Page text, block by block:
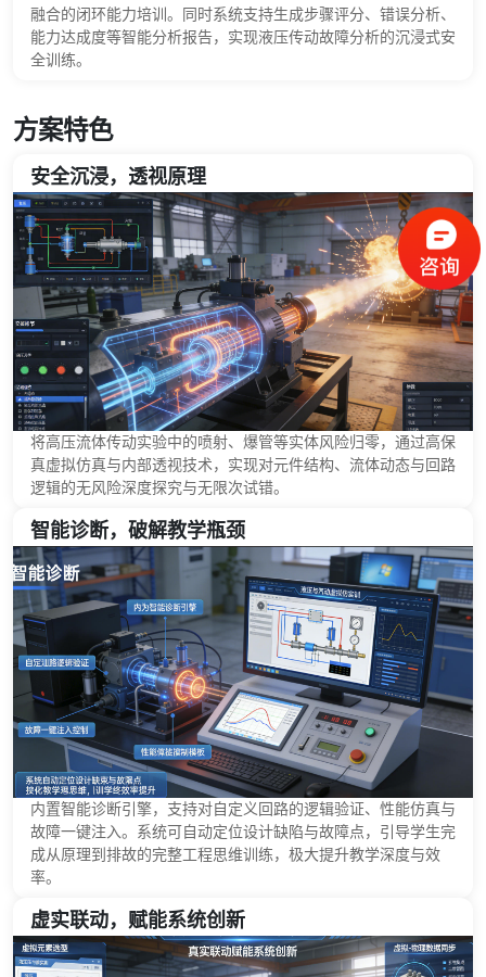
融合的闭环能力培训。同时系统支持生成步骤评分、错误分析、
能力达成度等智能分析报告，实现液压传动故障分析的沉浸式安
全训练。
方案特色
安全沉浸，透视原理
将高压流体传动实验中的喷射、爆管等实体风险归零，通过高保
真虚拟仿真与内部透视技术，实现对元件结构、流体动态与回路
逻辑的无风险深度探究与无限次试错。
智能诊断，破解教学瓶颈
内置智能诊断引擎，支持对自定义回路的逻辑验证、性能仿真与
故障一键注入。系统可自动定位设计缺陷与故障点，引导学生完
成从原理到排故的完整工程思维训练，极大提升教学深度与效
率。
虚实联动，赋能系统创新